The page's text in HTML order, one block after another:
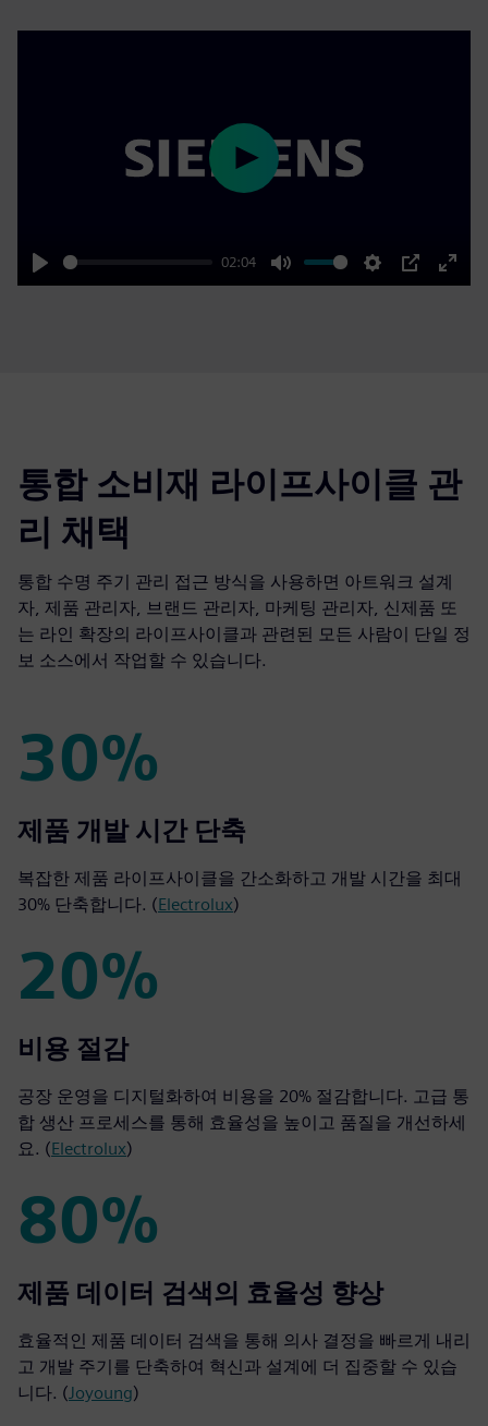
Play
02:04
Mute Settings
PIP
Enter
Play
통합 소비재 라이프사이클 관
리 채택
통합 수명 주기 관리 접근 방식을 사용하면 아트워크 설계
자, 제품 관리자, 브랜드 관리자, 마케팅 관리자, 신제품 또
는 라인 확장의 라이프사이클과 관련된 모든 사람이 단일 정
보 소스에서 작업할 수 있습니다.
30%
30%
제품 개발 시간 단축
복잡한 제품 라이프사이클을 간소화하고 개발 시간을 최대
30% 단축합니다. (Electrolux)
20%
20%
비용 절감
공장 운영을 디지털화하여 비용을 20% 절감합니다. 고급 통
합 생산 프로세스를 통해 효율성을 높이고 품질을 개선하세
요. (Electrolux)
80%
80%
제품 데이터 검색의 효율성 향상
효율적인 제품 데이터 검색을 통해 의사 결정을 빠르게 내리
고 개발 주기를 단축하여 혁신과 설계에 더 집중할 수 있습
니다. ( Joyoung)